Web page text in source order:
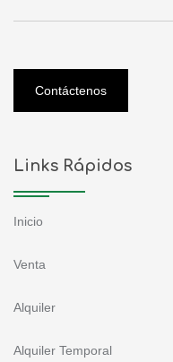
Contáctenos
Links Rápidos
Inicio
Venta
Alquiler
Alquiler Temporal